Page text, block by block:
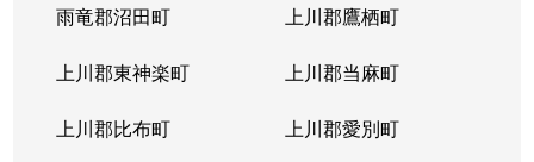
雨竜郡沼田町 上川郡鷹栖町
上川郡東神楽町 上川郡当麻町
上川郡比布町 上川郡愛別町